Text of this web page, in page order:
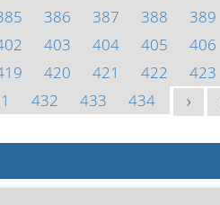
386 387 388 389
403 404 405 406
420 421 422 423
432 433 434 >